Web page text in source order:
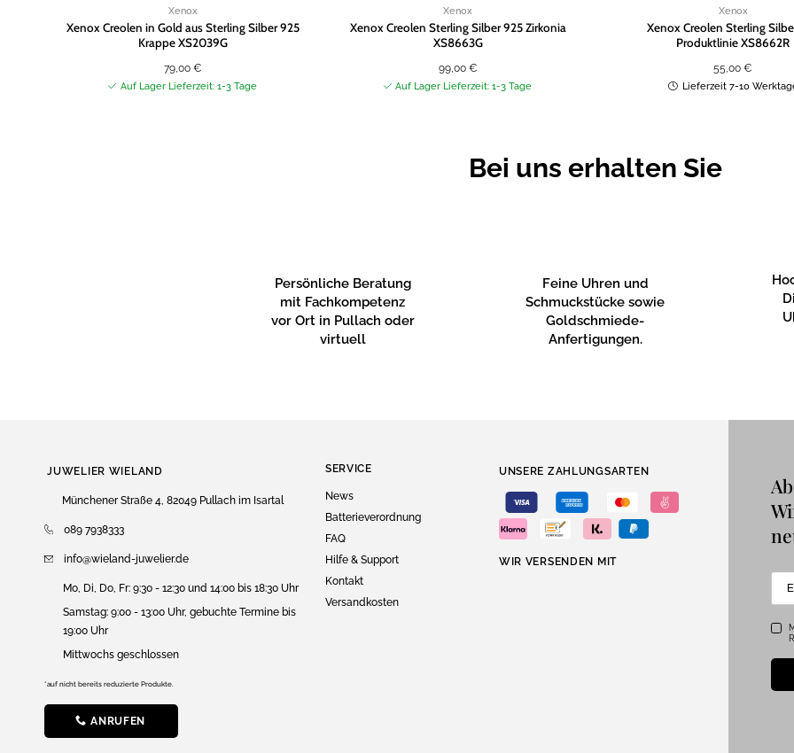
Xenox
Xenox Creolen in Gold aus Sterling Silber 925
Krappe XS2039G
79,00 €
Auf Lager Lieferzeit: 1-3 Tage
Xenox
Xenox Creolen Sterling Silber 925 Zirkonia
XS8663G
99,00 €
Auf Lager Lieferzeit: 1-3 Tage
Xenox
Xenox Creolen Sterling
Produktlinie XS8662R
55,00€
Lieferzeit 7-10
Bei uns erhalten Sie
Persönliche Beratung
mit Fachkompetenz
vor Ort in Pullach oder
virtuell
Feine Uhren und
Schmuckstücke sowie
Goldschmiede-
Anfertigungen.
JUWELIER WIELAND
Münchener Straße 4, 82049 Pullach im Isartal
089 7938333
info@wieland-juwelier.de
Mo, Di, Do, Fr: 9:30 - 12:30 und 14:00 bis 18:30 Uhr
Samstag: 9:00 - 13:00 Uhr, gebuchte Termine bis
19:00 Uhr
Mittwochs geschlossen
*auf nicht bereits reduzierte Produkte.
ANRUFEN
SERVICE
News
Batterieverordnung
FAQ
Hilfe & Support
Kontakt
Versandkosten
UNSERE ZAHLUNGSARTEN
WIR VERSENDEN MIT